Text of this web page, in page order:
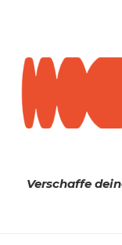
Verschaffe